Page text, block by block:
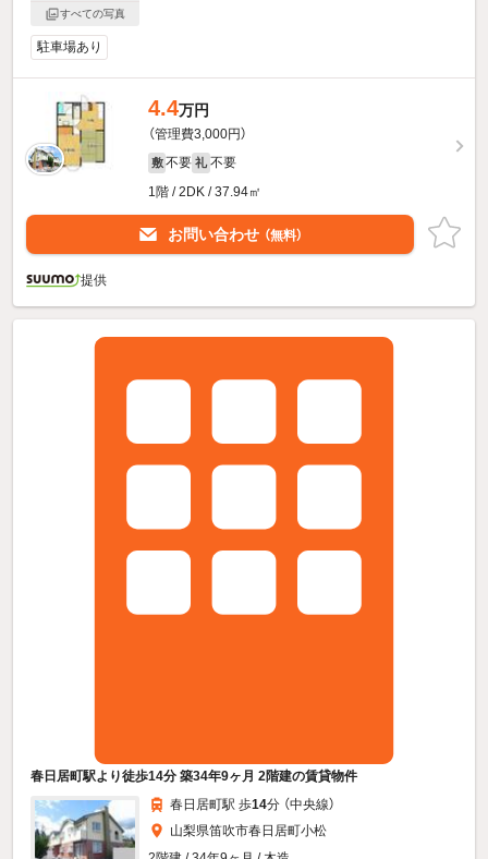
すべての写真
駐車場あり
4.4万円
（管理費3,000円）
敷 不要 礼 不要
1階 / 2DK / 37.94㎡
お問い合わせ （無料）
提供
春日居町駅より徒歩14分 築34年9ヶ月 2階建の賃貸物件
春日居町駅 歩14分 （中央線）
山梨県笛吹市春日居町小松